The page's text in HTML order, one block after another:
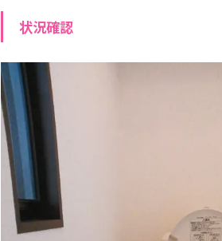
状況確認